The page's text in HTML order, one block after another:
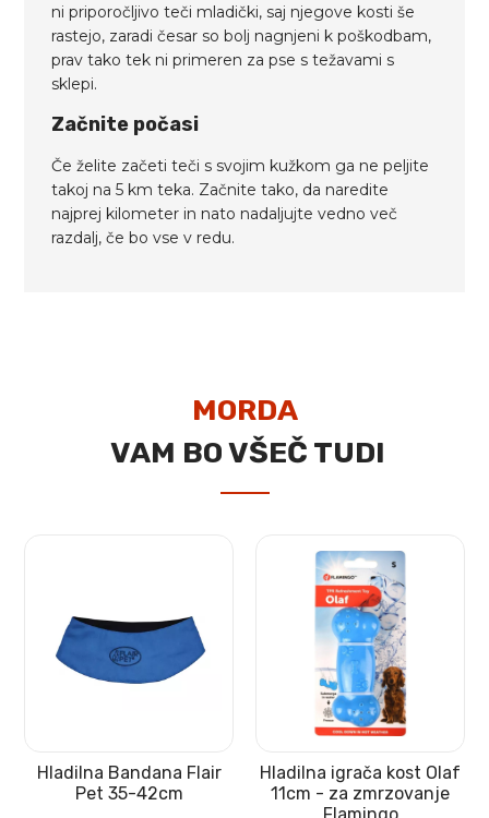
ni priporočljivo teči mladički, saj njegove kosti še
rastejo, zaradi česar so bolj nagnjeni k poškodbam,
prav tako tek ni primeren za pse s težavami s
sklepi.
Začnite počasi
Če želite začeti teči s svojim kužkom ga ne peljite
takoj na 5 km teka. Začnite tako, da naredite
najprej kilometer in nato nadaljujte vedno več
razdalj, če bo vse v redu.
MORDA
VAM BO VŠEČ TUDI
Hladilna Bandana Flair
Pet 35-42cm
Hladilna igrača kost Olaf
11cm - za zmrzovanje